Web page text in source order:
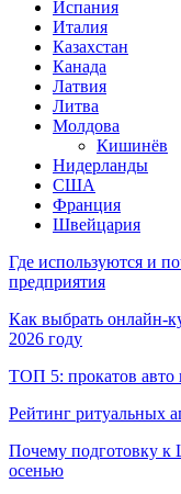
Испания
Италия
Казахстан
Канада
Латвия
Литва
Молдова
Кишинёв
Нидерланды
США
Франция
Швейцария
Где используются и
предприятия
Как выбрать онлайн-
2026 году
ТОП 5: прокатов авто
Рейтинг ритуальных
Почему подготовку к
осенью